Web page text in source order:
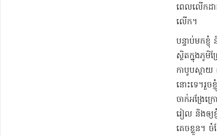
ពេល​លើកដ
លើក​។​
បន្ទាប់មក​
ស្ថិតក្នុង​ភូ
កាបូបស្ពាយ
នោះទេ​។​​រួច​
ចាក់អង្រែ​ក្
រៀល និង​ឲ្យ​
គេចខ្លួន​។